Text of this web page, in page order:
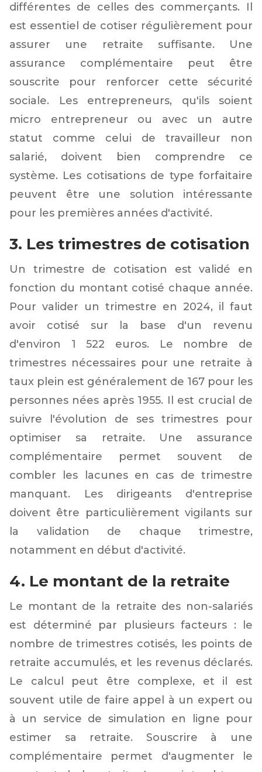
différentes de celles des commerçants. Il
est essentiel de cotiser régulièrement pour
assurer une retraite suffisante. Une
assurance complémentaire peut être
souscrite pour renforcer cette sécurité
sociale. Les entrepreneurs, qu'ils soient
micro entrepreneur ou avec un autre
statut comme celui de travailleur non
salarié, doivent bien comprendre ce
système. Les cotisations de type forfaitaire
peuvent être une solution intéressante
pour les premières années d'activité.
3. Les trimestres de cotisation
Un trimestre de cotisation est validé en
fonction du montant cotisé chaque année.
Pour valider un trimestre en 2024, il faut
avoir cotisé sur la base d'un revenu
d'environ 1 522 euros. Le nombre de
trimestres nécessaires pour une retraite à
taux plein est généralement de 167 pour les
personnes nées après 1955. Il est crucial de
suivre l'évolution de ses trimestres pour
optimiser sa retraite. Une assurance
complémentaire permet souvent de
combler les lacunes en cas de trimestre
manquant. Les dirigeants d'entreprise
doivent être particulièrement vigilants sur
la validation de chaque trimestre,
notamment en début d'activité.
4. Le montant de la retraite
Le montant de la retraite des non-salariés
est déterminé par plusieurs facteurs : le
nombre de trimestres cotisés, les points de
retraite accumulés, et les revenus déclarés.
Le calcul peut être complexe, et il est
souvent utile de faire appel à un expert ou
à un service de simulation en ligne pour
estimer sa retraite. Souscrire à une
complémentaire permet d'augmenter le